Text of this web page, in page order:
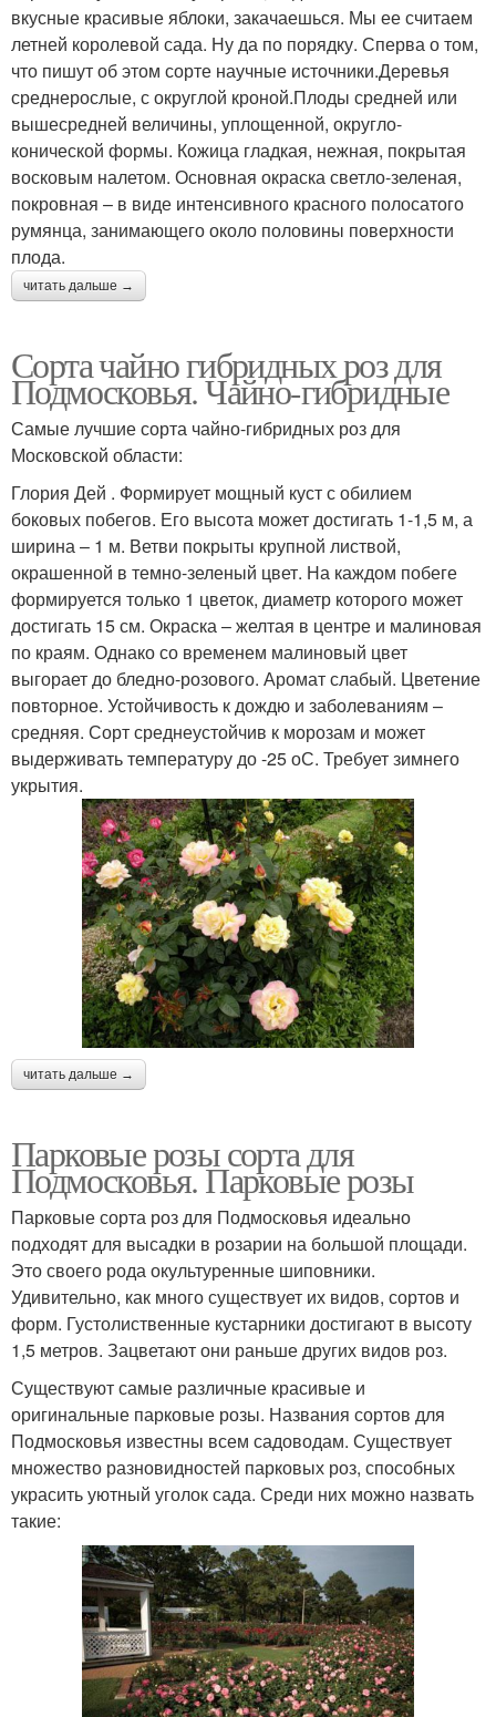
вкусные красивые яблоки, закачаешься. Мы ее считаем
летней королевой сада. Ну да по порядку. Сперва о том,
что пишут об этом сорте научные источники.Деревья
среднерослые, с округлой кроной.Плоды средней или
вышесредней величины, уплощенной, округло-
конической формы. Кожица гладкая, нежная, покрытая
восковым налетом. Основная окраска светло-зеленая,
покровная – в виде интенсивного красного полосатого
румянца, занимающего около половины поверхности
плода.
читать дальше →
Сорта чайно гибридных роз для
Подмосковья. Чайно-гибридные
Самые лучшие сорта чайно-гибридных роз для
Московской области:
Глория Дей . Формирует мощный куст с обилием
боковых побегов. Его высота может достигать 1-1,5 м, а
ширина – 1 м. Ветви покрыты крупной листвой,
окрашенной в темно-зеленый цвет. На каждом побеге
формируется только 1 цветок, диаметр которого может
достигать 15 см. Окраска – желтая в центре и малиновая
по краям. Однако со временем малиновый цвет
выгорает до бледно-розового. Аромат слабый. Цветение
повторное. Устойчивость к дождю и заболеваниям –
средняя. Сорт среднеустойчив к морозам и может
выдерживать температуру до -25 оС. Требует зимнего
укрытия.
читать дальше →
Парковые розы сорта для
Подмосковья. Парковые розы
Парковые сорта роз для Подмосковья идеально
подходят для высадки в розарии на большой площади.
Это своего рода окультуренные шиповники.
Удивительно, как много существует их видов, сортов и
форм. Густолиственные кустарники достигают в высоту
1,5 метров. Зацветают они раньше других видов роз.
Существуют самые различные красивые и
оригинальные парковые розы. Названия сортов для
Подмосковья известны всем садоводам. Существует
множество разновидностей парковых роз, способных
украсить уютный уголок сада. Среди них можно назвать
такие: